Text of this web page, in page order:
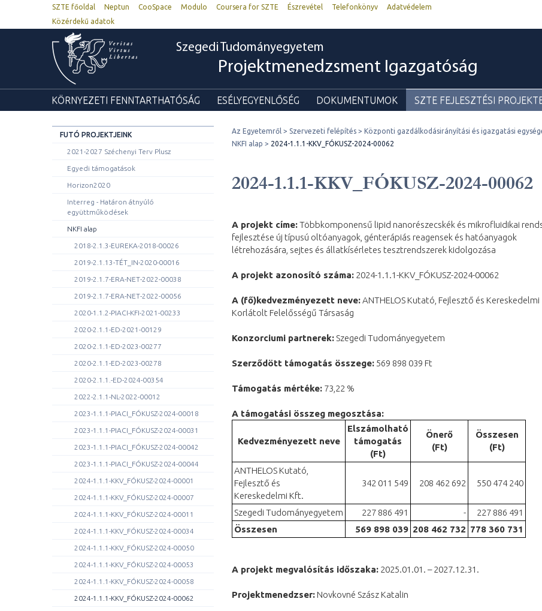
SZTE főoldal Neptun CooSpace Modulo Coursera for SZTE Észrevétel Telefonkönyv
Adatvédelem
Közérdekű adatok
Szegedi Tudományegyetem
Projektmenedzsment Igazgatóság
KÖRNYEZETI FENNTARTHATÓSÁG ESÉLYEGYENLŐSÉG DOKUMENTUMOK SZTE FEJLESZTÉSI
FUTÓ PROJEKTJEINK
2021-2027 Széchenyi Terv Plusz
Egyedi támogatások
Horizon2020
Interreg - Határon átnyúló
együttműködések
NKFI alap
2018-2.1.3-EUREKA-2018-00026
2019-2.1.13-TÉT_IN-2020-00016
2019-2.1.7-ERA-NET-2022-00038
2019-2.1.7-ERA-NET-2022-00056
2020-1.1.2-PIACI-KFI-2021-00233
2020-2.1.1-ED-2021-00129
2020-2.1.1-ED-2023-00277
2020-2.1.1-ED-2023-00278
2020-2.1.1.-ED-2024-00354
2022-2.1.1-NL-2022-00012
2023-1.1.1-PIACI_FÓKUSZ-2024-00018
2023-1.1.1-PIACI_FÓKUSZ-2024-00031
2023-1.1.1-PIACI_FÓKUSZ-2024-00042
2023-1.1.1-PIACI_FÓKUSZ-2024-00044
2024-1.1.1-KKV_FÓKUSZ-2024-00001
2024-1.1.1-KKV_FÓKUSZ-2024-00007
2024-1.1.1-KKV_FÓKUSZ-2024-00011
2024-1.1.1-KKV_FÓKUSZ-2024-00034
2024-1.1.1-KKV_FÓKUSZ-2024-00050
2024-1.1.1-KKV_FÓKUSZ-2024-00053
2024-1.1.1-KKV_FÓKUSZ-2024-00058
2024-1.1.1-KKV_FÓKUSZ-2024-00062
Az Egyetemről Szervezeti felépítés Központi gazdálkodásirányítási és igazgatási
NKFI alap
2024-1.1.1-KKV_FÓKUSZ-2024-00062
2024-1.1.1-KKV_FÓKUSZ-2024-00062
A projekt címe:Többkomponensű lipid nanorészecskék és mikrofluidikai
fejlesztése új típusú oltóanyagok, génterápiás reagensek és hatóanyagok
létrehozására, sejtes és állatkísérletes tesztrendszerek kidolgozása
A projekt azonosító száma: 2024-1.1.1-KKV_FÓKUSZ-2024-00062
A (fő)kedvezményezett neve:ANTHELOS Kutató, Fejlesztő és Kereskedelmi
Korlátolt Felelősségű Társaság
Konzorciumi partnerek: Szegedi Tudományegyetem
Szerződött támogatás összege: 569 898 039 Ft
Támogatás mértéke: 73,22 %
A támogatási összeg megosztása:
Kedvezményezett neve
Elszámolható
támogatás
(Ft)
Önerő
(Ft)
Összesen
(Ft)
ANTHELOS Kutató,
Fejlesztő és
Kereskedelmi Kft.
342 011 549 208 462 692 550 474 240
Szegedi Tudományegyetem 227 886 491 -
227 886 491
Összesen
569 898 039 208 462 732 778 360 731
A projekt megvalósítás időszaka: 2025.01.01. – 2027.12.31.
Projektmenedzser: Novkovné Szász Katalin